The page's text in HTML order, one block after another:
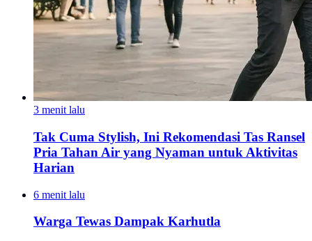
3 menit lalu
Tak Cuma Stylish, Ini Rekomendasi Tas Ransel
Pria Tahan Air yang Nyaman untuk Aktivitas
Harian
6 menit lalu
Warga Tewas Dampak Karhutla